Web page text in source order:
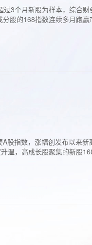
3个月新股为样本，综合
股的168指数连续多月跑
股指数，涨幅创发布以来
温，高成长股聚集的新股